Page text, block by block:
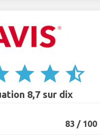
star star star_half
8,7 sur dix
83 / 100